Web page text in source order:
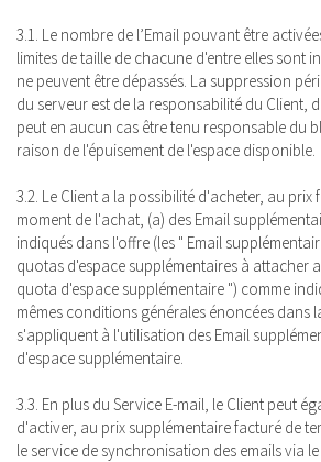
3.1. Le nombre de l’Email pouvant être
limites de taille de chacune d'entre elles sont
ne peuvent être dépassés. La suppression
du serveur est de la responsabilité du Client,
peut en aucun cas être tenu responsable du
raison de l'épuisement de l'espace disponible.
3.2. Le Client a la possibilité d'acheter, au prix
moment de l'achat, (a) des Email
indiqués dans l'offre (les " Email
quotas d'espace supplémentaires à attacher
quota d'espace supplémentaire ") comme
mêmes conditions générales énoncées dans
s'appliquent à l'utilisation des Email
d'espace supplémentaire.
3.3. En plus du Service E-mail, le Client peut
d'activer, au prix supplémentaire facturé de
le service de synchronisation des emails via